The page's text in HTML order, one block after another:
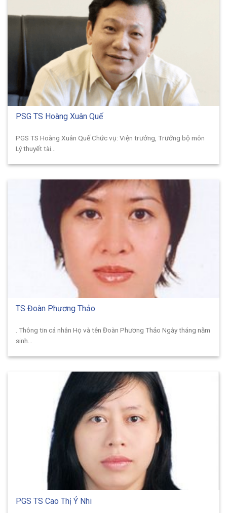
PSG TS Hoàng Xuân Quế
PGS TS Hoàng Xuân Quế Chức vụ: Viện trưởng, Trưởng bộ môn
Lý thuyết tài...
TS Đoàn Phương Thảo
. Thông tin cá nhân Họ và tên Đoàn Phương Thảo Ngày tháng năm
sinh...
PGS TS Cao Thị Ý Nhi